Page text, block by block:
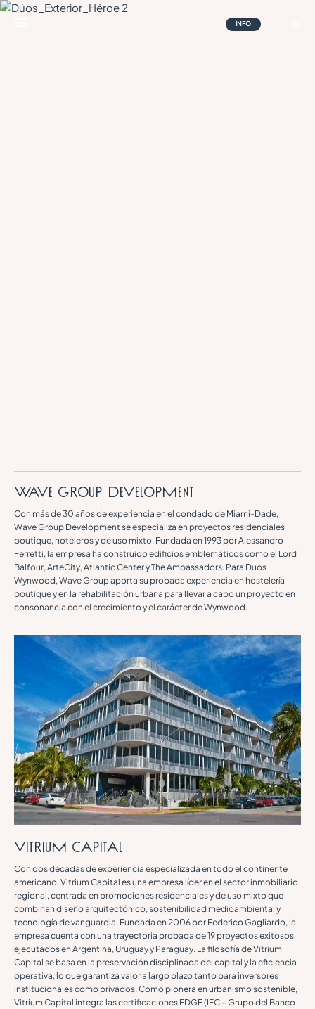
Ir
INFO
Wave Group Development
Con más de 30 años de experiencia en el condado de Miami-Dade,
Wave Group Development se especializa en proyectos residenciales
boutique, hoteleros y de uso mixto. Fundada en 1993 por Alessandro
Ferretti, la empresa ha construido edificios emblemáticos como el Lord
Balfour, ArteCity, Atlantic Center y The Ambassadors. Para Duos
Wynwood, Wave Group aporta su probada experiencia en hostelería
boutique y en la rehabilitación urbana para llevar a cabo un proyecto en
consonancia con el crecimiento y el carácter de Wynwood.
Vitrium Capital
Con dos décadas de experiencia especializada en todo el continente
americano, Vitrium Capital es una empresa líder en el sector inmobiliario
regional, centrada en promociones residenciales y de uso mixto que
combinan diseño arquitectónico, sostenibilidad medioambiental y
tecnología de vanguardia. Fundada en 2006 por Federico Gagliardo, la
empresa cuenta con una trayectoria probada de 19 proyectos exitosos
ejecutados en Argentina, Uruguay y Paraguay. La filosofía de Vitrium
Capital se basa en la preservación disciplinada del capital y la eficiencia
operativa, lo que garantiza valor a largo plazo tanto para inversores
institucionales como privados. Como pionera en urbanismo sostenible,
Vitrium Capital integra las certificaciones EDGE (IFC – Grupo del Banco